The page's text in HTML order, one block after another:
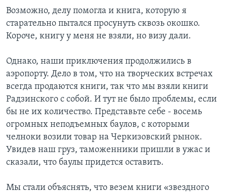
Возможно, делу помогла и книга, которую я
старательно пытался просунуть сквозь окошко.
Короче, книгу у меня не взяли, но визу дали.
Однако, наши приключения продолжились в
аэропорту. Дело в том, что на творческих встречах
всегда продаются книги, так что мы взяли книги
Радзинского с собой. И тут не было проблемы, если
бы не их количество. Представьте себе - восемь
огромных неподъемных баулов, с которыми
челноки возили товар на Черкизовский рынок.
Увидев наш груз, таможенники пришли в ужас и
сказали, что баулы придется оставить.
Мы стали объяснять, что везем книги «звездного